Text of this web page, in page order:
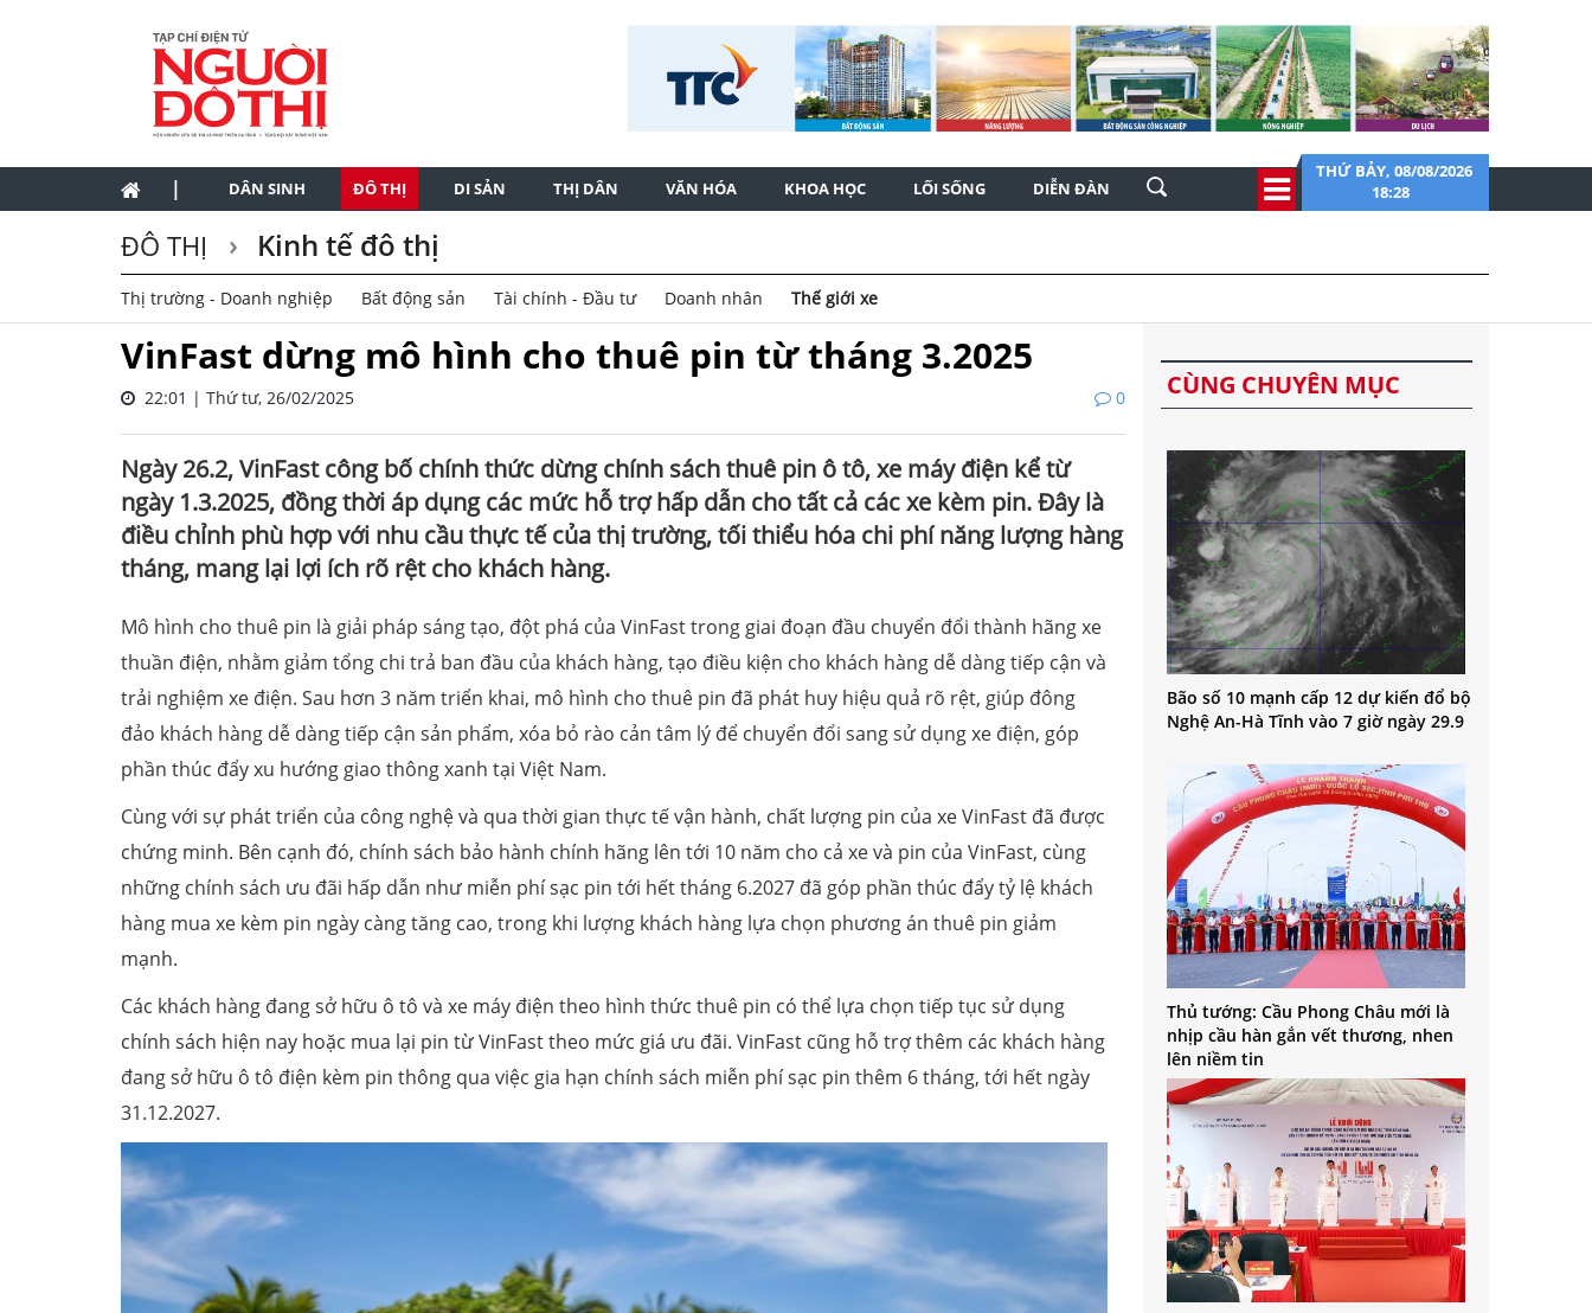
| DÂN SINH ĐÔ THỊ DI SẢN THỊ DÂN VĂN HÓA KHOA HỌC LỐI SỐNG DIỄN ĐÀN
THỨ BẢY, 08/08/2026
18:28
ĐÔ THỊ Kinh tế đô thị
Thị trường - Doanh nghiệp Bất động sản Tài chính - Đầu tư Doanh nhân Thế giới xe
VinFast dừng mô hình cho thuê pin từ tháng 3.2025
22:01 | Thứ tư, 26/02/2025 0
Ngày 26.2, VinFast công bố chính thức dừng chính sách thuê pin ô tô, xe máy điện kể từ
ngày 1.3.2025, đồng thời áp dụng các mức hỗ trợ hấp dẫn cho tất cả các xe kèm pin. Đây là
điều chỉnh phù hợp với nhu cầu thực tế của thị trường, tối thiểu hóa chi phí năng lượng hàng
tháng, mang lại lợi ích rõ rệt cho khách hàng.
Mô hình cho thuê pin là giải pháp sáng tạo, đột phá của VinFast trong giai đoạn đầu chuyển đổi thành hãng xe
thuần điện, nhằm giảm tổng chi trả ban đầu của khách hàng, tạo điều kiện cho khách hàng dễ dàng tiếp cận và
trải nghiệm xe điện. Sau hơn 3 năm triển khai, mô hình cho thuê pin đã phát huy hiệu quả rõ rệt, giúp đông
đảo khách hàng dễ dàng tiếp cận sản phẩm, xóa bỏ rào cản tâm lý để chuyển đổi sang sử dụng xe điện, góp
phần thúc đẩy xu hướng giao thông xanh tại Việt Nam.
Cùng với sự phát triển của công nghệ và qua thời gian thực tế vận hành, chất lượng pin của xe VinFast đã được
chứng minh. Bên cạnh đó, chính sách bảo hành chính hãng lên tới 10 năm cho cả xe và pin của VinFast, cùng
những chính sách ưu đãi hấp dẫn như miễn phí sạc pin tới hết tháng 6.2027 đã góp phần thúc đẩy tỷ lệ khách
hàng mua xe kèm pin ngày càng tăng cao, trong khi lượng khách hàng lựa chọn phương án thuê pin giảm
mạnh.
Các khách hàng đang sở hữu ô tô và xe máy điện theo hình thức thuê pin có thể lựa chọn tiếp tục sử dụng
chính sách hiện nay hoặc mua lại pin từ VinFast theo mức giá ưu đãi. VinFast cũng hỗ trợ thêm các khách hàng
đang sở hữu ô tô điện kèm pin thông qua việc gia hạn chính sách miễn phí sạc pin thêm 6 tháng, tới hết ngày
31.12.2027.
CÙNG CHUYÊN MỤC
Bão số 10 mạnh cấp 12 dự kiến đổ bộ
Nghệ An-Hà Tĩnh vào 7 giờ ngày 29.9
Thủ tướng: Cầu Phong Châu mới là
nhịp cầu hàn gắn vết thương, nhen
lên niềm tin